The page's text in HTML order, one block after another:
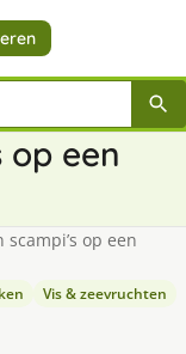
op een
scampi’s op een
Vis & zeevruchten